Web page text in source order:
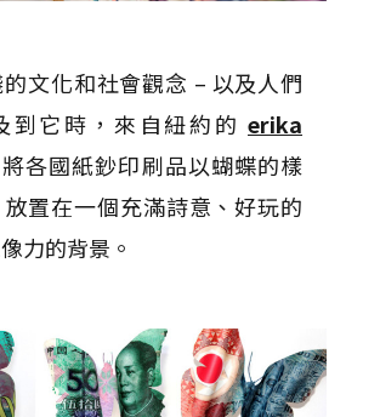
文化和社會觀念 – 以及人們
到它時，來自紐約的 erika
將各國紙鈔印刷品以蝴蝶的樣
置在一個充滿詩意、好玩的
力的背景。